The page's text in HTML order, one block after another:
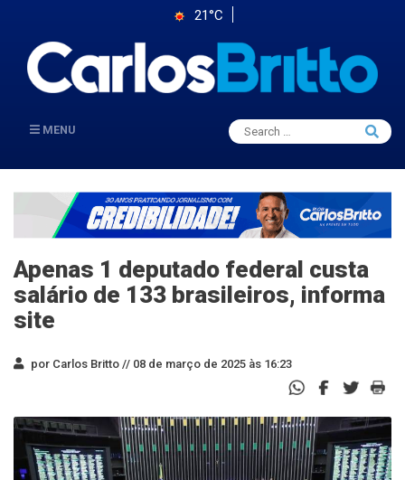
21°C
MENU
Search
for:
Search
Apenas 1 deputado federal custa
salário de 133 brasileiros, informa
site
por Carlos Britto // 08 de março de 2025 às 16:23